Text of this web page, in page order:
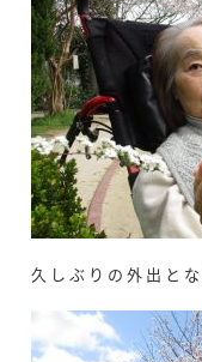
久しぶりの外出と